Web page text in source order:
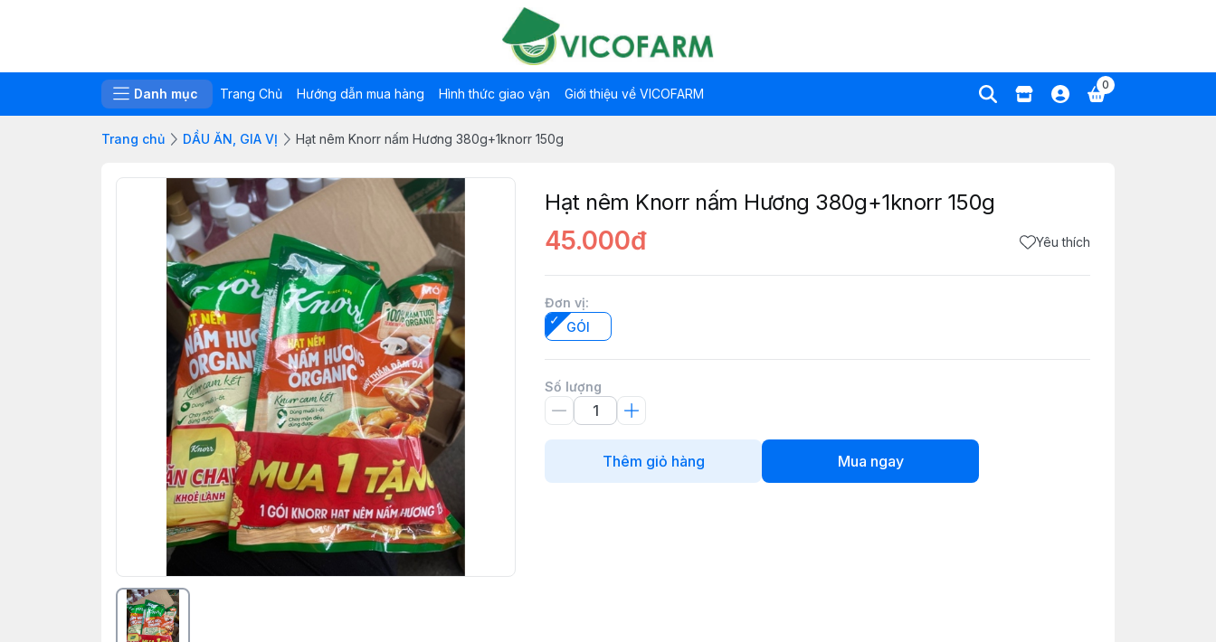
Danh mục Trang Chủ Hướng dẫn mua hàng Hình thức giao vận Giới thiệu về VICOFARM
0
Trang chủ DẦU ĂN, GIA VỊ Hạt nêm Knorr nấm Hương 380g+1knorr 150g
Hạt nêm Knorr nấm Hương 380g+1knorr 150g
45.000đ Yêu thích
Đơn vị:
GÓI
Số lượng
Thêm giỏ hàng Mua ngay